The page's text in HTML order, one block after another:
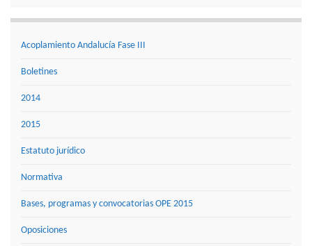
Acoplamiento Andalucía Fase III
Boletines
2014
2015
Estatuto jurídico
Normativa
Bases, programas y convocatorias OPE 2015
Oposiciones